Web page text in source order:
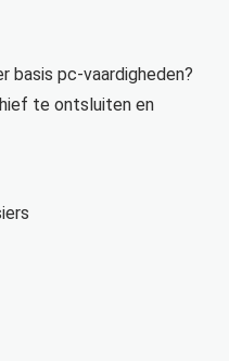
basis pc-vaardigheden?
te ontsluiten en